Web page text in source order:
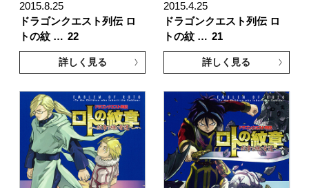
2015.8.25
ドラゴンクエスト列伝 ロ
トの紋 … 22
詳しく見る
2015.4.25
ドラゴンクエスト列伝 ロ
トの紋 … 21
詳しく見る